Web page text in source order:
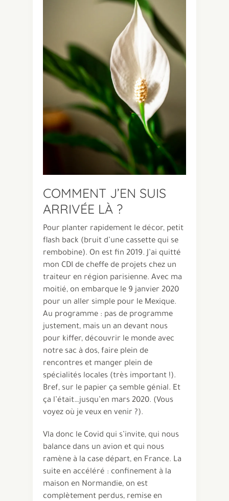
COMMENT J’EN SUIS
ARRIVÉE LÀ ?
Pour planter rapidement le décor, petit
flash back (bruit d’une cassette qui se
rembobine). On est fin 2019. J’ai quitté
mon CDI de cheffe de projets chez un
traiteur en région parisienne. Avec ma
moitié, on embarque le 9 janvier 2020
pour un aller simple pour le Mexique.
Au programme : pas de programme
justement, mais un an devant nous
pour kiffer, découvrir le monde avec
notre sac à dos, faire plein de
rencontres et manger plein de
spécialités locales (très important !).
Bref, sur le papier ça semble génial. Et
ça l’était…jusqu’en mars 2020. (Vous
voyez où je veux en venir ?).
Vla donc le Covid qui s’invite, qui nous
balance dans un avion et qui nous
ramène à la case départ, en France. La
suite en accéléré : confinement à la
maison en Normandie, on est
complètement perdus, remise en